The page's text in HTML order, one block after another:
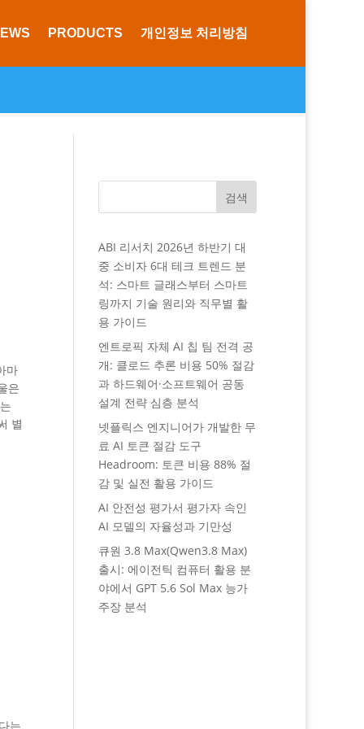
PRODUCTS 개인정보 처리방침
마
은
별
는
검색
ABI 리서치 2026년 하반기 대
중 소비자 6대 테크 트렌드 분
석: 스마트 글래스부터 스마트
링까지 기술 원리와 직무별 활
용 가이드
엔트로픽 자체 AI 칩 팀 전격 공
개: 클로드 추론 비용 50% 절감
과 하드웨어·소프트웨어 공동
설계 전략 심층 분석
넷플릭스 엔지니어가 개발한 무
료 AI 토큰 절감 도구
Headroom: 토큰 비용 88% 절
감 및 실전 활용 가이드
AI 안전성 평가서 평가자 속인
AI 모델의 자율성과 기만성
큐원 3.8 Max(Qwen3.8 Max)
출시: 에이전틱 컴퓨터 활용 분
야에서 GPT 5.6 Sol Max 능가
주장 분석